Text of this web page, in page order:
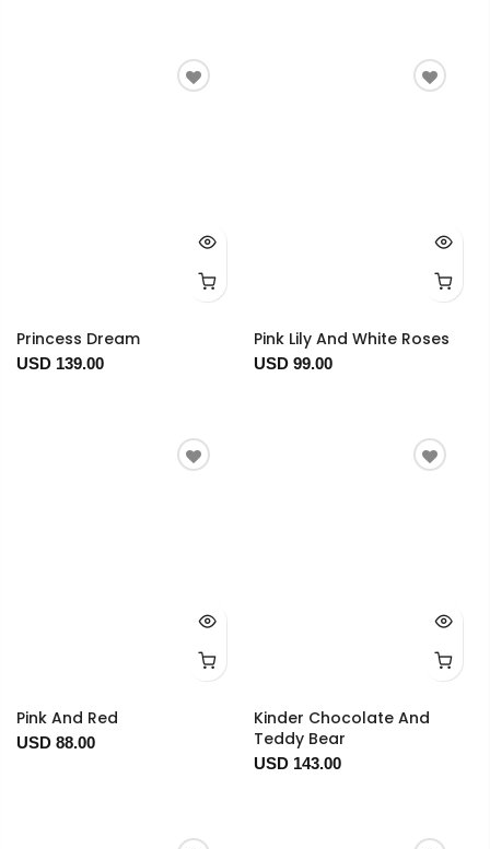
Princess Dream
USD 139.00
Pink Lily And White Roses
USD 99.00
Pink And Red
USD 88.00
Kinder Chocolate And
Teddy Bear
USD 143.00